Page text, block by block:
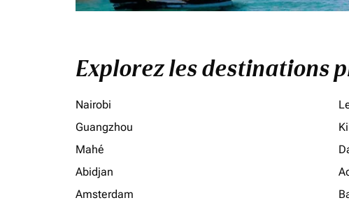
Explorez les destinations
Nairobi
Guangzhou
Mahé
Abidjan
Amsterdam